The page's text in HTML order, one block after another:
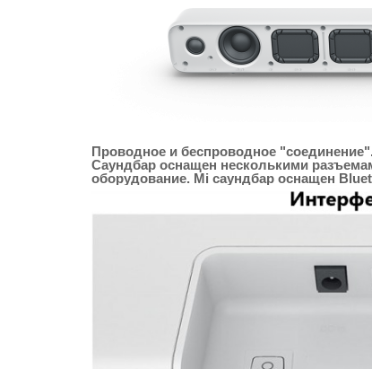
Проводное и беспроводное "соединение".
Саундбар оснащен несколькими
оборудование. Mi саундбар оснащен